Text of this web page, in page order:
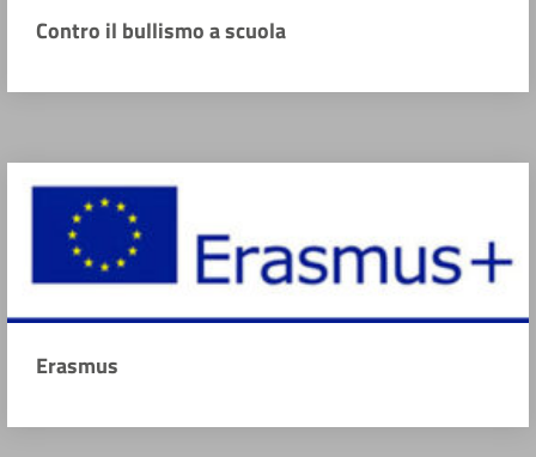
Contro il bullismo a scuola
Erasmus